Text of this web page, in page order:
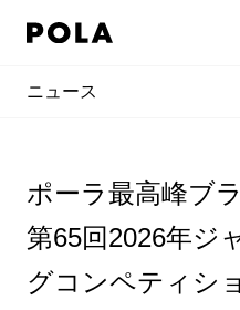
ニュース
ポーラ最高峰ブ
第65回2026年ジ
グコンペティシ